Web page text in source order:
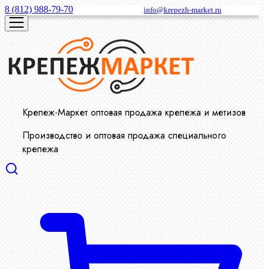
8 (812) 988-79-70 info@krepezh-market.ru
Крепеж-Маркет оптовая продажа крепежа и метизов
Производство и оптовая продажа специального
крепежа